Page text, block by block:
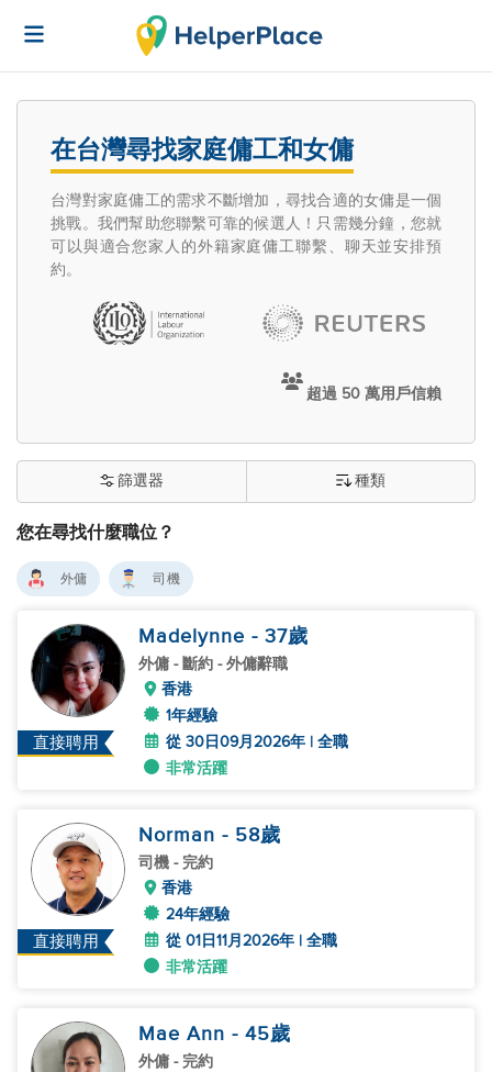
在台灣尋找家庭傭工和女傭
台灣對家庭傭工的需求不斷增加，尋找合適的女傭是一個
挑戰。我們幫助您聯繫可靠的候選人！只需幾分鐘，您就
可以與適合您家人的外籍家庭傭工聯繫、聊天並安排預
約。
超過 50 萬用戶信賴
您在尋找什麼職位？
篩選器 種類
外傭 司機
直接聘用
Madelynne - 37歲
外傭 - 斷約 - 外傭辭職
香港
1年經驗
從 30日09月2026年 | 全職
非常活躍
直接聘用
Norman - 58歲
司機 - 完約
香港
24年經驗
從 01日11月2026年 | 全職
非常活躍
Mae Ann - 45歲
外傭 - 完約